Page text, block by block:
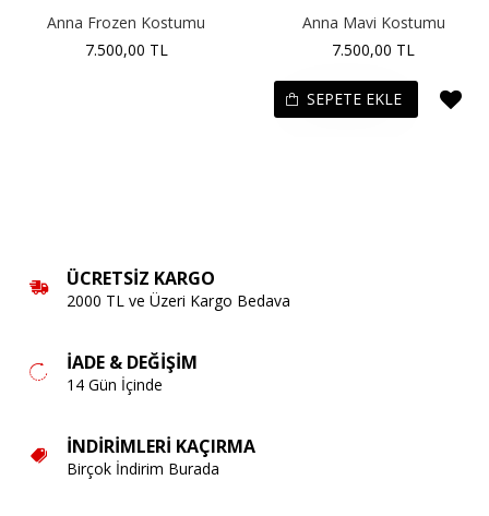
Anna Frozen Kostumu
7.500,00 TL
Anna Mavi Kostumu
7.500,00 TL
SEPETE EKLE
ÜCRETSIZ KARGO
2000 TL ve Üzeri Kargo Bedava
İADE & DEĞIŞIM
14 Gün İçinde
İNDIRIMLERI KAÇIRMA
Birçok İndirim Burada